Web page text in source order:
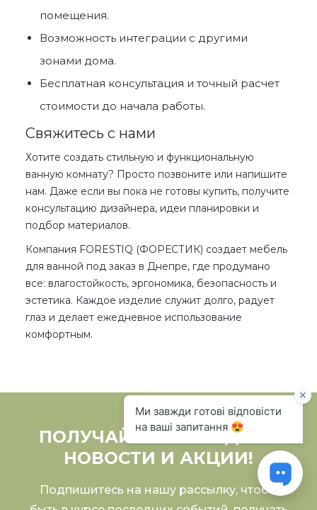
помещения.
Возможность интеграции с другими
зонами дома.
Бесплатная консультация и точный расчет
стоимости до начала работы.
Свяжитесь с нами
Хотите создать стильную и функциональную
ванную комнату? Просто позвоните или напишите
нам. Даже если вы пока не готовы купить, получите
консультацию дизайнера, идеи планировки и
подбор материалов.
Компания FORESTIQ (ФОРЕСТИК) создает мебель
для ванной под заказ в Днепре, где продумано
все: влагостойкость, эргономика, безопасность и
эстетика. Каждое изделие служит долго, радует
глаз и делает ежедневное использование
комфортным.
ПОЛУЧАЙТЕ ПОСЛЕДНИЕ
НОВОСТИ И АКЦИИ!
Подпишитесь на нашу рассылку, чтобы